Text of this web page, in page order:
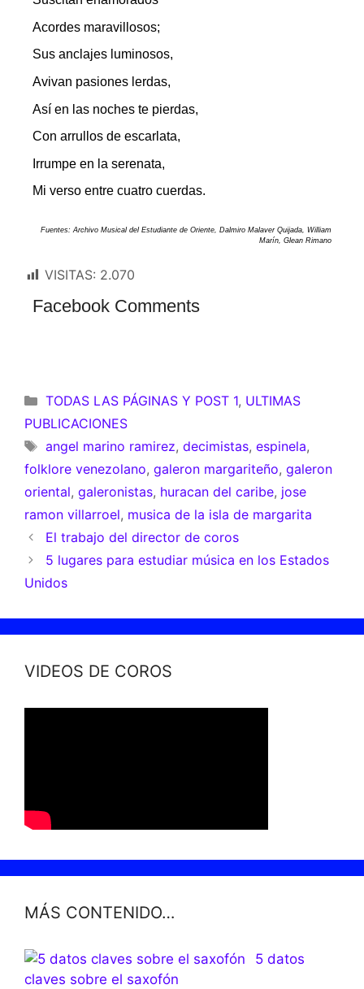
Acordes maravillosos;
Sus anclajes luminosos,
Avivan pasiones lerdas,
Así en las noches te pierdas,
Con arrullos de escarlata,
Irrumpe en la serenata,
Mi verso entre cuatro cuerdas.
Fuentes: Archivo Musical del Estudiante de Oriente, Dalmiro Malaver Quijada, William
Marín, Glean Rimano
VISITAS: 2.070
Facebook Comments
TODAS LAS PÁGINAS Y POST 1, ULTIMAS
PUBLICACIONES
angel marino ramirez, decimistas, espinela,
folklore venezolano, galeron margariteño, galeron
oriental, galeronistas, huracan del caribe, jose
ramon villarroel, musica de la isla de margarita
El trabajo del director de coros
5 lugares para estudiar música en los Estados
Unidos
VIDEOS DE COROS
MÁS CONTENIDO…
5 datos
claves sobre el saxofón